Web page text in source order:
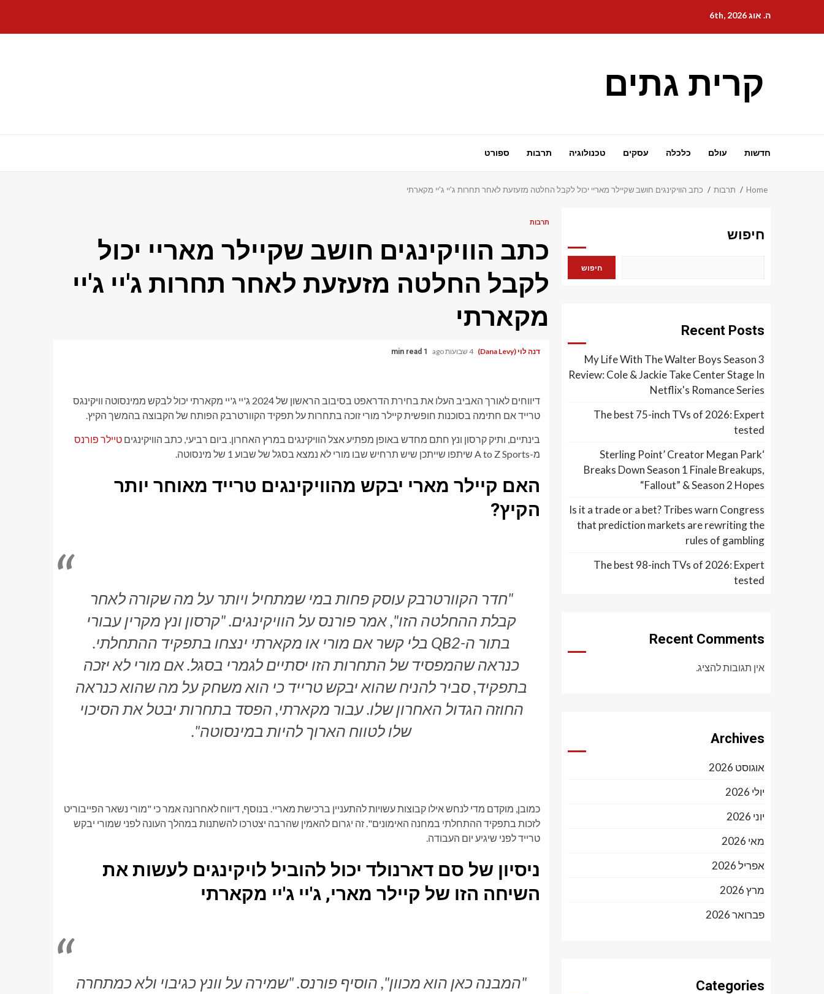
content
ה. אוג 6th, 2026
קרית גתים
חדשות עולם כלכלה עסקים טכנולוגיה תרבות ספורט
Home תרבות כתב הוויקינגים חושב שקיילר מאריי יכול לקבל החלטה מזעזעת לאחר תחרות ג'יי ג'יי מקארתי
תרבות
כתב הוויקינגים חושב שקיילר מאריי יכול
לקבל החלטה מזעזעת לאחר תחרות ג'יי ג'יי
מקארתי
דנה לוי (Dana Levy) 4 שבועות ago 1 min read
דיווחים לאורך האביב העלו את בחירת הדראפט בסיבוב הראשון של 2024
ג'יי ג'יי מקארתי יכול לבקש ממינסוטה וויקינגס
טרייד אם חתימה בסוכנות חופשיתקיילר מורי זוכה בתחרות על תפקיד הקוורטרבק הפותח של הקבוצה בהמשך הקיץ.
בינתיים, ותיק קרסון ונץ חתם מחדש באופן מפתיע אצל הוויקינגים במרץ האחרון. ביום רביעי, כתב הוויקינגים טיילר פורנס
מ-A to Z Sports שיתפו שייתכן שיש תרחיש שבו מורי לא נמצא בסגל של שבוע 1 של מינסוטה.
האם קיילר מארי יבקש מהוויקינגים טרייד מאוחר יותר
הקיץ?
"חדר הקוורטרבק עוסק פחות במי שמתחיל ויותר על מה שקורה לאחר
קבלת ההחלטה הזו", אמר פורנס על הוויקינגים. "קרסון ונץ מקרין עבורי
בתור ה-QB2 בלי קשר אם מורי או מקארתי ינצחו בתפקיד ההתחלתי.
כנראה שהמפסיד של התחרות הזו יסתיים לגמרי בסגל. אם מורי לא יזכה
בתפקיד, סביר להניח שהוא יבקש טרייד כי הוא משחק על מה שהוא כנראה
החוזה הגדול האחרון שלו. עבור מקארתי, הפסד בתחרות יבטל את הסיכוי
שלו לטווח הארוך להיות במינסוטה".
כמובן, מוקדם מדי לנחש אילו קבוצות עשויות להתעניין ברכישת מאריי. בנוסף, דיווח לאחרונה אמר כי "מורי נשאר הפייבוריט
לזכות בתפקיד ההתחלתי במחנה האימונים". זה יגרום להאמין שהרבה יצטרכו להשתנות במהלך העונה לפני שמורי יבקש
טרייד לפני שיגיע יום העבודה.
ניסיון של סם דארנולד יכול להוביל לויקינגים לעשות את
השיחה הזו של קיילר מארי, ג'יי ג'יי מקארתי
"המבנה כאן הוא מכוון", הוסיף פורנס. "שמירה על וונץ כגיבוי ולא כמתחרה
חיפוש
חיפוש
Recent Posts
My Life With The Walter Boys Season 3
Review: Cole & Jackie Take Center Stage In
Netflix's Romance Series
The best 75-inch TVs of 2026: Expert
tested
‘Sterling Point’ Creator Megan Park
Breaks Down Season 1 Finale Breakups,
“Fallout” & Season 2 Hopes
Is it a trade or a bet? Tribes warn Congress
that prediction markets are rewriting the
rules of gambling
The best 98-inch TVs of 2026: Expert
tested
Recent Comments
אין תגובות להציג.
Archives
אוגוסט 2026
יולי 2026
יוני 2026
מאי 2026
אפריל 2026
מרץ 2026
פברואר 2026
Categories